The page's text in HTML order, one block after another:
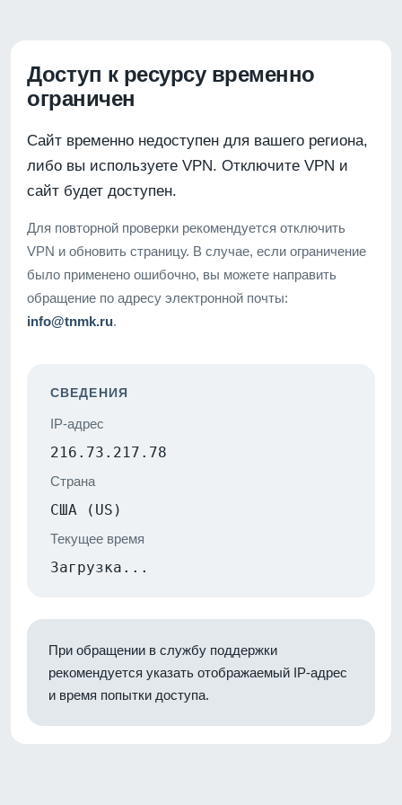
Доступ к ресурсу временно
ограничен
Сайт временно недоступен для вашего региона,
либо вы используете VPN. Отключите VPN и
сайт будет доступен.
Для повторной проверки рекомендуется отключить
VPN и обновить страницу. В случае, если ограничение
было применено ошибочно, вы можете направить
обращение по адресу электронной почты:
info@tnmk.ru.
СВЕДЕНИЯ
IP-адрес
216.73.217.78
Страна
США (US)
Текущее время
Загрузка...
При обращении в службу поддержки
рекомендуется указать отображаемый IP-адрес
и время попытки доступа.